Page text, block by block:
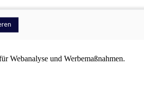
Webanalyse und Werbemaßnahmen.